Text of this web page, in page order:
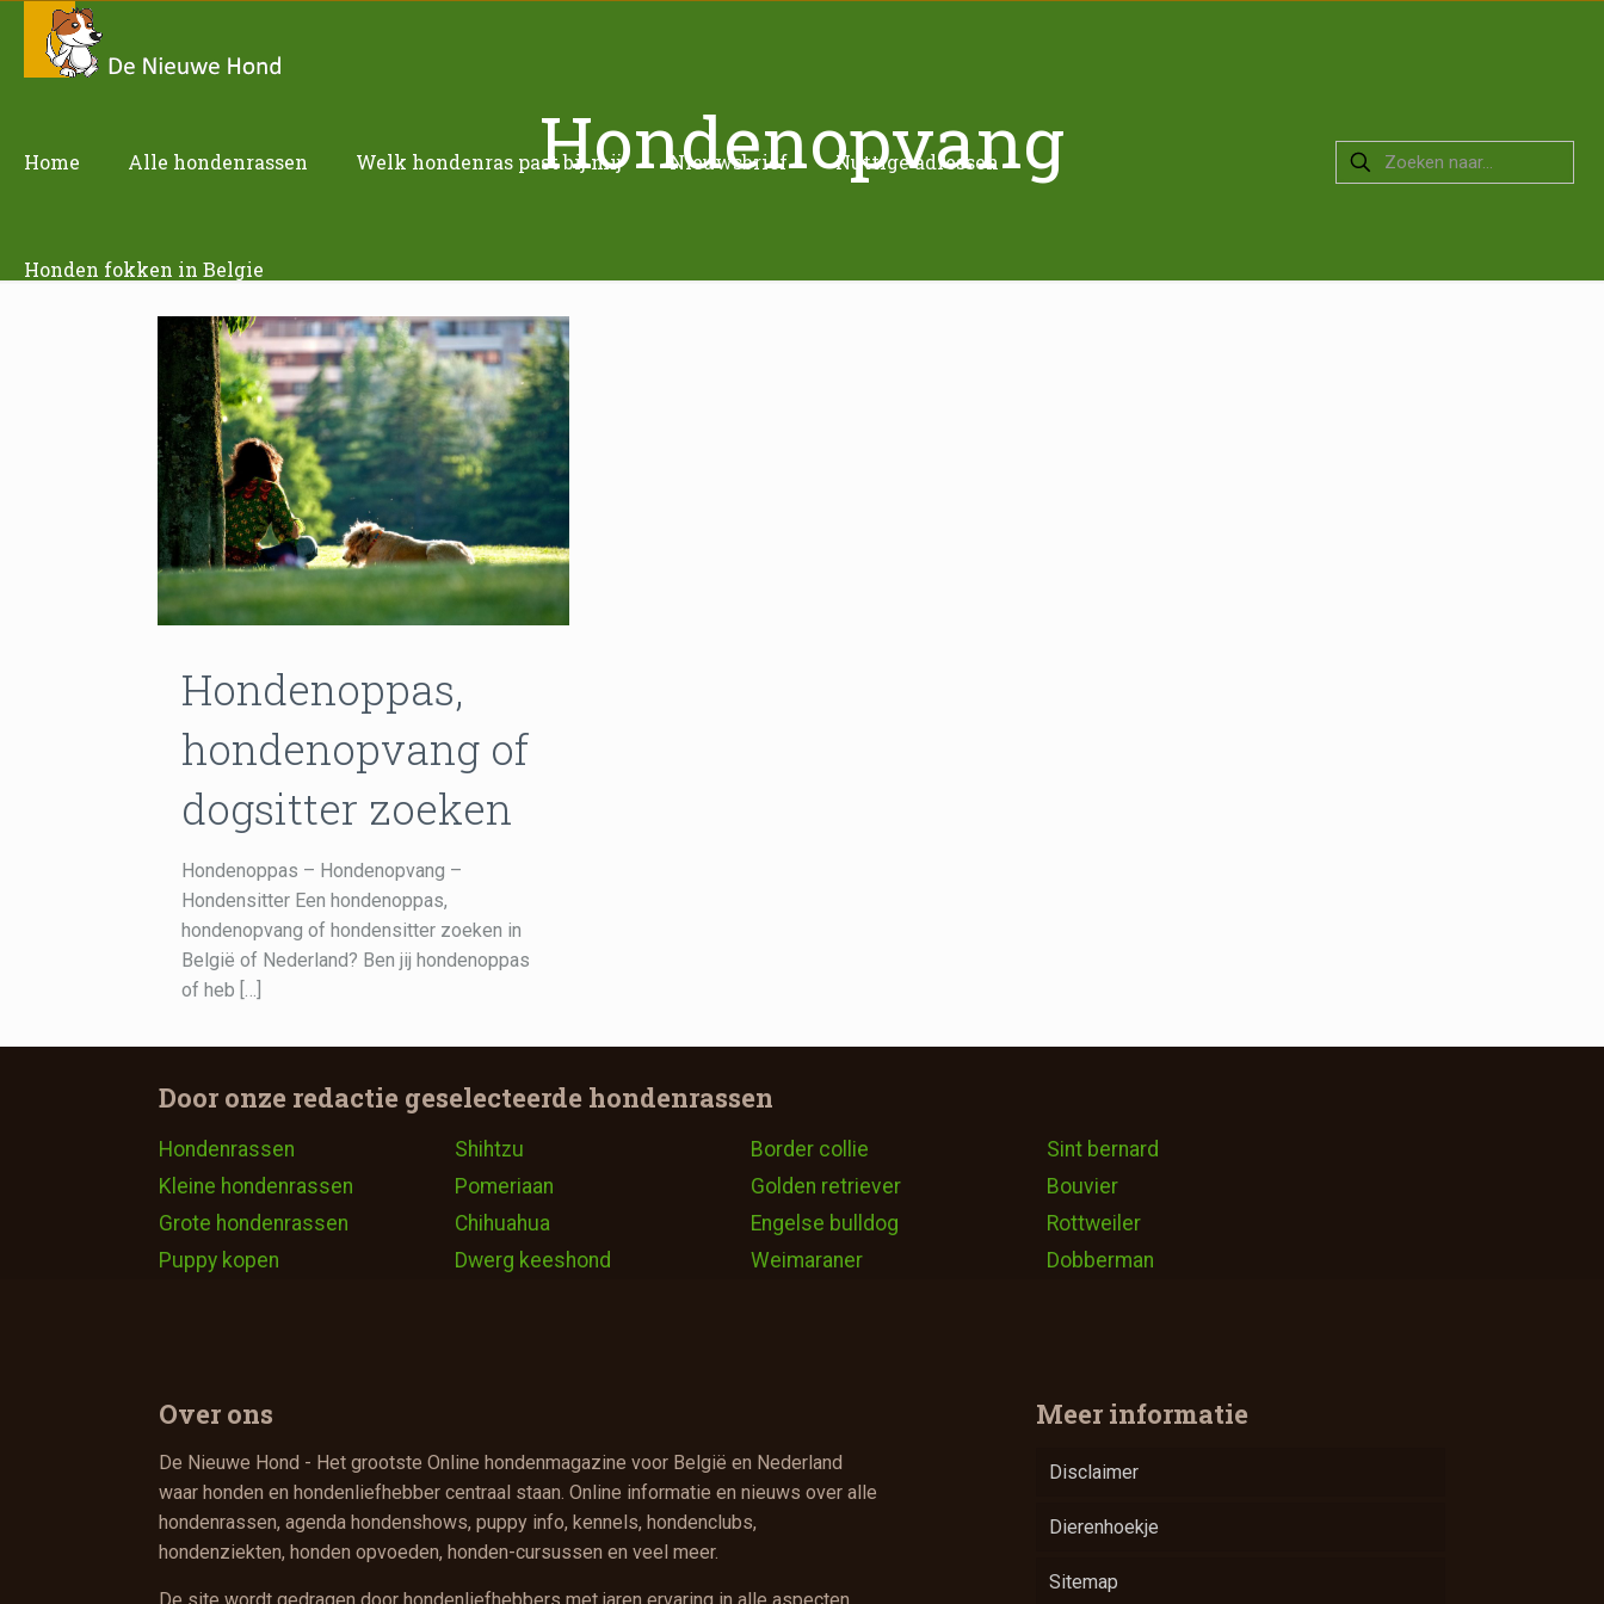
Home Alle hondenrassen Welk hondenras past bij mij Nieuwsbrief Nuttige adressen
Honden fokken in Belgie
Hondenopvang
Hondenoppas,
hondenopvang of
dogsitter zoeken
Hondenoppas – Hondenopvang –
Hondensitter Een hondenoppas,
hondenopvang of hondensitter zoeken in
België of Nederland? Ben jij hondenoppas
of heb […]
Door onze redactie geselecteerde hondenrassen
Hondenrassen
Kleine hondenrassen
Grote hondenrassen
Puppy kopen
Shihtzu
Pomeriaan
Chihuahua
Dwerg keeshond
Border collie
Golden retriever
Engelse bulldog
Weimaraner
Sint bernard
Bouvier
Rottweiler
Dobberman
Over ons
De Nieuwe Hond - Het grootste Online hondenmagazine voor België en Nederland
waar honden en hondenliefhebber centraal staan. Online informatie en nieuws over alle
hondenrassen, agenda hondenshows, puppy info, kennels, hondenclubs,
hondenziekten, honden opvoeden, honden-cursussen en veel meer.
Meer informatie
Disclaimer
Dierenhoekje
Sitemap